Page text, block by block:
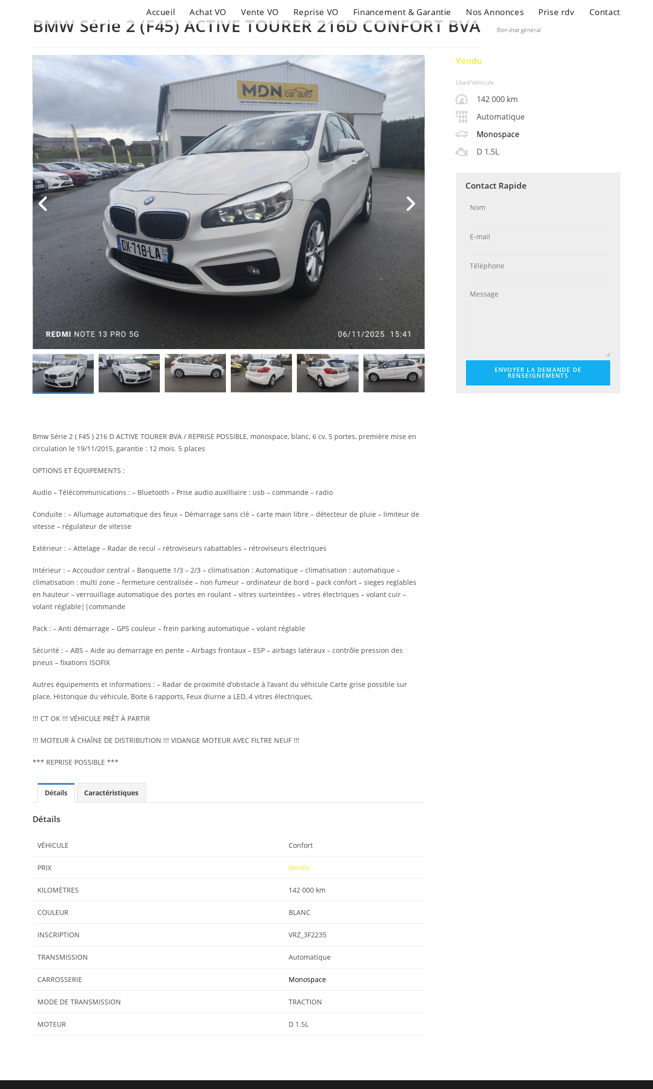
Accueil Achat VO Vente VO Reprise VO Financement & Garantie Nos Annonces Prise rdv Contact
BMW Série 2 (F45) ACTIVE TOURER 216D CONFORT BVA Bon état général
Bmw Série 2 ( F45 ) 216 D ACTIVE TOURER BVA / REPRISE POSSIBLE, monospace, blanc, 6 cv, 5 portes, première mise en
circulation le 19/11/2015, garantie : 12 mois. 5 places
OPTIONS ET ÉQUIPEMENTS :
Audio – Télécommunications : – Bluetooth – Prise audio auxilliaire : usb – commande – radio
Conduite : – Allumage automatique des feux – Démarrage sans clé – carte main libre – détecteur de pluie – limiteur de
vitesse – régulateur de vitesse
Extérieur : – Attelage – Radar de recul – rétroviseurs rabattables – rétroviseurs électriques
Intérieur : – Accoudoir central – Banquette 1/3 – 2/3 – climatisation : Automatique – climatisation : automatique –
climatisation : multi zone – fermeture centralisée – non fumeur – ordinateur de bord – pack confort – sieges reglables
en hauteur – verrouillage automatique des portes en roulant – vitres surteintées – vitres électriques – volant cuir –
volant réglable||commande
Pack : – Anti démarrage – GPS couleur – frein parking automatique – volant réglable
Sécurité : – ABS – Aide au demarrage en pente – Airbags frontaux – ESP – airbags latéraux – contrôle pression des
pneus – fixations ISOFIX
Autres équipements et informations : – Radar de proximité d’obstacle à l’avant du véhicule Carte grise possible sur
place, Historique du véhicule, Boite 6 rapports, Feux diurne a LED, 4 vitres électriques,
!!! CT OK !!! VÉHICULE PRÊT À PARTIR
!!! MOTEUR À CHAÎNE DE DISTRIBUTION !!! VIDANGE MOTEUR AVEC FILTRE NEUF !!!
*** REPRISE POSSIBLE ***
Détails Caractéristiques
Détails
VÉHICULE Confort
PRIX Vendu
KILOMÈTRES 142 000 km
COULEUR BLANC
INSCRIPTION VRZ_3F2235
TRANSMISSION Automatique
CARROSSERIE Monospace
MODE DE TRANSMISSION TRACTION
MOTEUR D 1.5L
Vendu
Used Véhicule
142 000 km
Automatique
Monospace
D 1.5L
Contact Rapide
ENVOYER LA DEMANDE DE
RENSEIGNEMENTS